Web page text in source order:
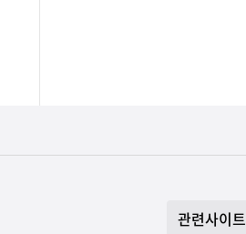
관련사이트